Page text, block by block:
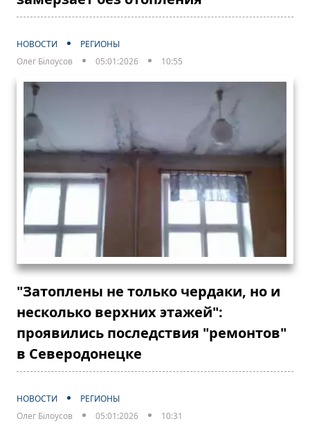
НОВОСТИ
РЕГИОНЫ
Олег Білоусов
05:01:2026 10:55
"Затоплены не только чердаки, но и
несколько верхних этажей":
проявились последствия "ремонтов"
в Северодонецке
НОВОСТИ
РЕГИОНЫ
Олег Білоусов
05:01:2026 10:31